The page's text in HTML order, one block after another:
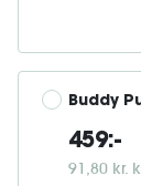
Buddy
459:-
91,80 kr.